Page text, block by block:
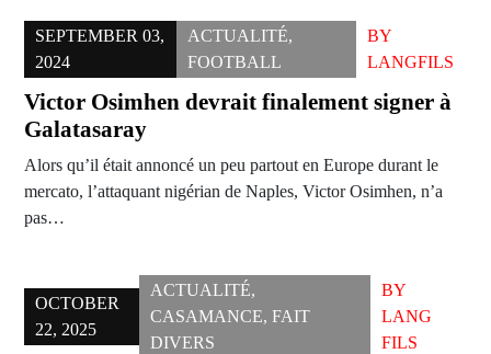
SEPTEMBER 03,
2024
ACTUALITÉ,
FOOTBALL
BY
LANGFILS
Victor Osimhen devrait finalement signer à
Galatasaray
Alors qu’il était annoncé un peu partout en Europe durant le
mercato, l’attaquant nigérian de Naples, Victor Osimhen, n’a
pas…
OCTOBER
22, 2025
ACTUALITÉ,
CASAMANCE, FAIT
DIVERS
BY
LANG
FILS